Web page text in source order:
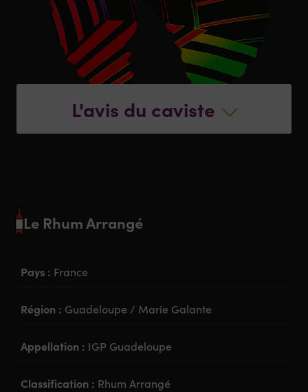
L'avis du caviste
Le Rhum Arrangé
Pays : France
Région : Guadeloupe / Marie Galante
Appellation : IGP Guadeloupe
Classification : Rhum Arrangé